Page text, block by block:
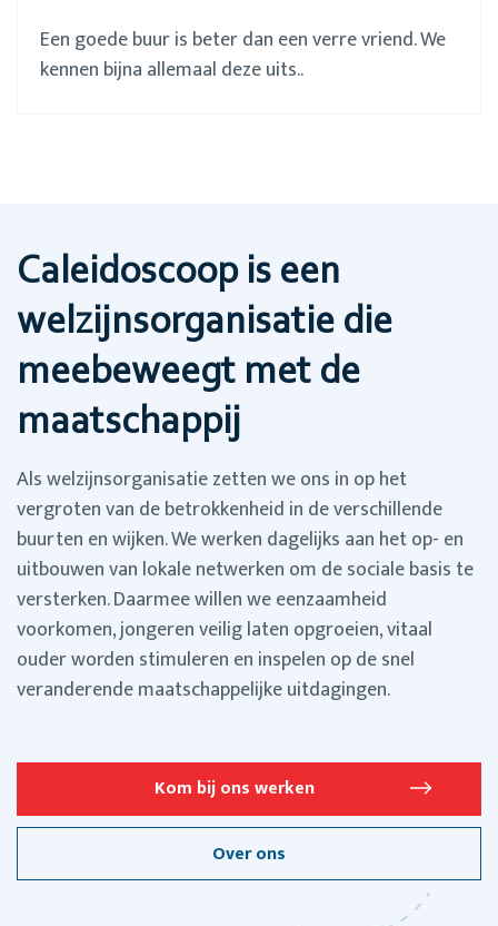
Een goede buur is beter dan een verre vriend. We
kennen bijna allemaal deze uits..
Caleidoscoop is een
welzijnsorganisatie die
meebeweegt met de
maatschappij
Als welzijnsorganisatie zetten we ons in op het
vergroten van de betrokkenheid in de verschillende
buurten en wijken. We werken dagelijks aan het op- en
uitbouwen van lokale netwerken om de sociale basis te
versterken. Daarmee willen we eenzaamheid
voorkomen, jongeren veilig laten opgroeien, vitaal
ouder worden stimuleren en inspelen op de snel
veranderende maatschappelijke uitdagingen.
Kom bij ons werken
Over ons